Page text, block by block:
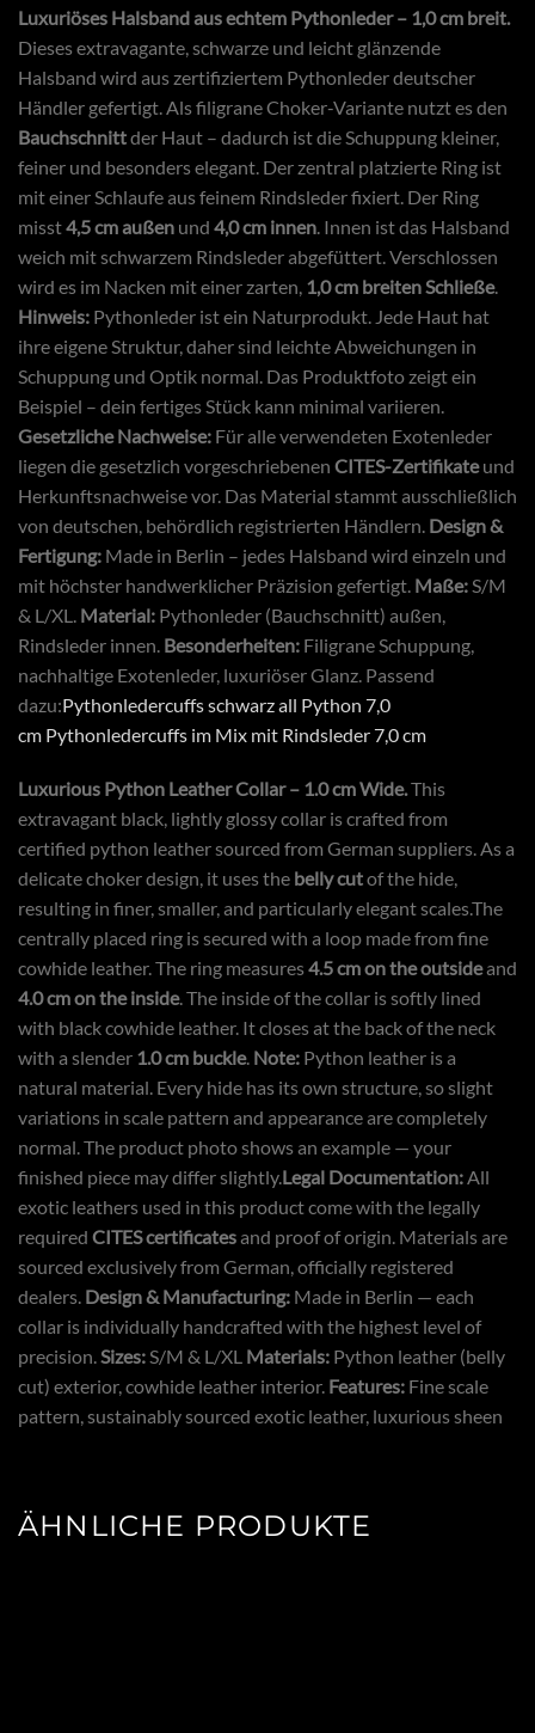
Luxuriöses Halsband aus echtem Pythonleder – 1,0 cm breit.
Dieses extravagante, schwarze und leicht glänzende
Halsband wird aus zertifiziertem Pythonleder deutscher
Händler gefertigt. Als filigrane Choker-Variante nutzt es den
Bauchschnittder Haut – dadurch ist die Schuppung kleiner,
feiner und besonders elegant. Der zentral platzierte Ring ist
mit einer Schlaufe aus feinem Rindsleder fixiert. Der Ring
misst4,5 cm außen und 4,0 cm innen . Innen ist das Halsband
weich mit schwarzem Rindsleder abgefüttert. Verschlossen
wird es im Nacken mit einer zarten, 1,0 cm breiten Schließe.
Hinweis: Pythonleder ist ein Naturprodukt. Jede Haut hat
ihre eigene Struktur, daher sind leichte Abweichungen in
Schuppung und Optik normal. Das Produktfoto zeigt ein
Beispiel – dein fertiges Stück kann minimal variieren.
Gesetzliche Nachweise: Für alle verwendeten Exotenleder
liegen die gesetzlich vorgeschriebenen CITES-Zertifikateund
Herkunftsnachweise vor. Das Material stammt ausschließlich
von deutschen, behördlich registrierten Händlern. Design &
Fertigung: Made in Berlin – jedes Halsband wird einzeln und
mit höchster handwerklicher Präzision gefertigt. Maße: S/M
& L/XL. Material: Pythonleder (Bauchschnitt) außen,
Rindsleder innen. Besonderheiten: Filigrane Schuppung,
nachhaltige Exotenleder, luxuriöser Glanz. Passend
dazu:Pythonledercuffs schwarz all Python 7,0
cm Pythonledercuffs im Mix mit Rindsleder 7,0 cm
Luxurious Python Leather Collar – 1.0 cm Wide.This
extravagant black, lightly glossy collar is crafted from
certified python leather sourced from German suppliers. As a
delicate choker design, it uses the belly cutof the hide,
resulting in finer, smaller, and particularly elegant scales.The
centrally placed ring is secured with a loop made from fine
cowhide leather. The ring measures4.5 cm on the outsideand
4.0 cm on the inside. The inside of the collar is softly lined
with black cowhide leather. It closes at the back of the neck
with a slender 1.0 cm buckle. Note: Python leather is a
natural material. Every hide has its own structure, so slight
variations in scale pattern and appearance are completely
normal. The product photo shows an example — your
finished piece may differ slightly.Legal Documentation:All
exotic leathers used in this product come with the legally
required CITES certificatesand proof of origin. Materials are
sourced exclusively from German, officially registered
dealers. Design & Manufacturing: Made in Berlin — each
collar is individually handcrafted with the highest level of
precision.Sizes:S/M & L/XL Materials: Python leather (belly
cut) exterior, cowhide leather interior. Features: Fine scale
pattern, sustainably sourced exotic leather, luxurious sheen
ÄHNLICHE PRODUKTE